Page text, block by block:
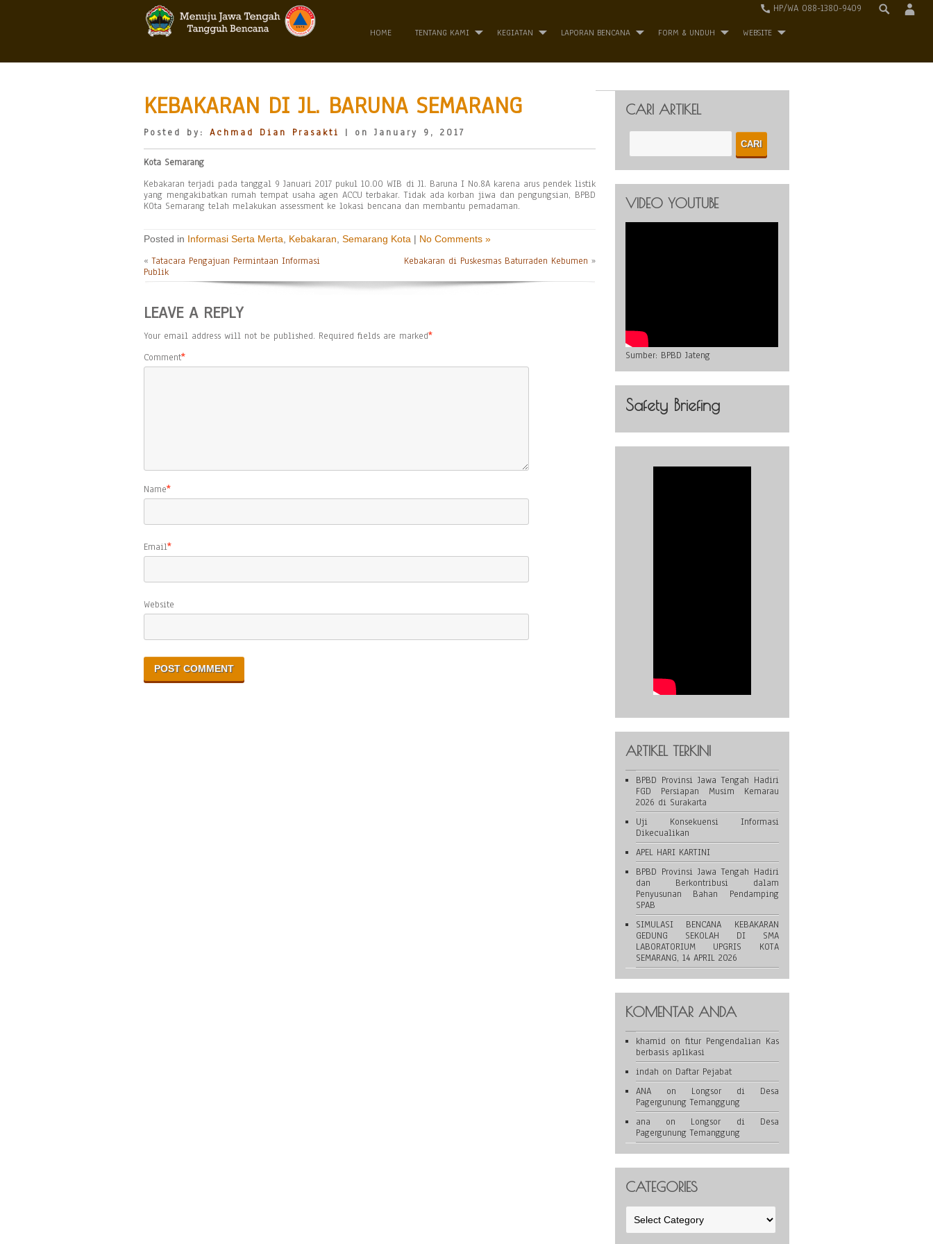
HP/WA 088-1380-9409
HOME TENTANG KAMI KEGIATAN LAPORAN BENCANA FORM & UNDUH WEBSITE
KEBAKARAN DI JL. BARUNA SEMARANG
Posted by: Achmad Dian Prasakti | on January 9, 2017
Kota Semarang
Kebakaran terjadi pada tanggal 9 Januari 2017 pukul 10.00 WIB di Jl. Baruna I No.8A karena arus pendek listik
yang mengakibatkan rumah tempat usaha agen ACCU terbakar. Tidak ada korban jiwa dan pengungsian, BPBD
KOta Semarang telah melakukan assessment ke lokasi bencana dan membantu pemadaman.
Posted in Informasi Serta Merta Kebakaran Semarang Kota | No Comments »
«Tatacara Pengajuan Permintaan Informasi
Publik
Kebakaran di Puskesmas Baturraden Kebumen »
LEAVE A REPLY
Your email address will not be published. Required fields are marked*
Comment*
Name*
Email*
Website
CARI ARTIKEL
VIDEO YOUTUBE
Sumber: BPBD Jateng
Safety Briefing
ARTIKEL TERKINI
BPBD Provinsi Jawa Tengah Hadiri
FGD Persiapan Musim Kemarau
2026 di Surakarta
Uji Konsekuensi Informasi
Dikecualikan
APEL HARI KARTINI
BPBD Provinsi Jawa Tengah Hadiri
dan Berkontribusi dalam
Penyusunan Bahan Pendamping
SPAB
SIMULASI BENCANA KEBAKARAN
GEDUNG SEKOLAH DI SMA
LABORATORIUM UPGRIS KOTA
SEMARANG, 14 APRIL 2026
KOMENTAR ANDA
khamid on fitur Pengendalian Kas
berbasis aplikasi
indah on Daftar Pejabat
ANAon Longsor di Desa
Pagergunung Temanggung
ana on Longsor di Desa
Pagergunung Temanggung
CATEGORIES
Categories